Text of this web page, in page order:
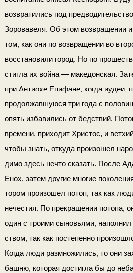
возвратились под
Зоровавеля. Об этом возвращении
том, как они по возвращении во
восстановили город. Но по
стигла их война — македонская.
при Антиохе Епифане, когда иудеи,
продолжавшуюся три года с
опять избавились от бедствий.
времени, приходит Хри­стос, и
чтобы знать, откуда произошел
димо здесь нечто сказать. После
Енох, затем другие многие
тором произошел потоп, так как
нечестия. По прекращении потопа,
один с троими сыновьями,
ством, так как постепенно
Когда люди размножились, то они
башню, которая достигла бы до